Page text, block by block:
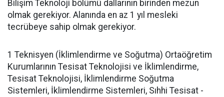
Bilişim Teknoloji bölümü dallarının birinden mezun
olmak gerekiyor. Alanında en az 1 yıl mesleki
tecrübeye sahip olmak gerekiyor.
1 Teknisyen (İklimlendirme ve Soğutma) Ortaöğretim
Kurumlarının Tesisat Teknolojisi ve İklimlendirme,
Tesisat Teknolojisi, İklimlendirme Soğutma
Sistemleri, İklimlendirme Sistemleri, Sıhhi Tesisat -